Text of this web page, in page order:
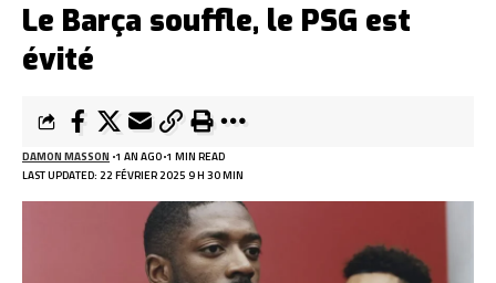
Le Barça souffle, le PSG est
évité
LAST UPDATED: 22 FÉVRIER 2025 9 H 30 MIN
DAMON MASSON 1 AN AGO 1 MIN READ